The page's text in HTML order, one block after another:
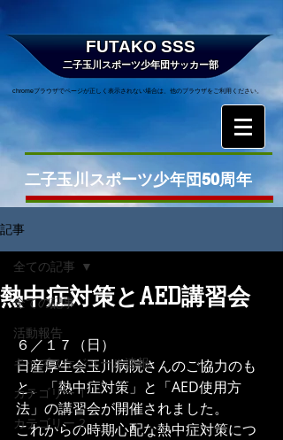
FUTAKO SSS
二子玉川スポーツ少年団サッカー部
chromeブラウザでページが正しく表示されない場合は、他のブラウザをご利用ください。
二子玉川スポーツ少年団50周年
記事
全ての記事
活動報告
キッズスケジュール速報
カテゴリー 1
カテゴリー 2
全ての記事
熱中症対策とAED講習会
６／１７（日）
日産厚生会玉川病院さんのご協力のも
と、「熱中症対策」と「AED使用方
法」の講習会が開催されました。
これからの時期心配な熱中症対策につ